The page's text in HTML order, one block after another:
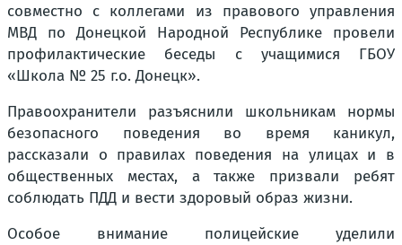
совместно с коллегами из правового управления
МВД по Донецкой Народной Республике провели
профилактические беседы с учащимися ГБОУ
«Школа № 25 г.о. Донецк».
Правоохранители разъяснили школьникам нормы
безопасного поведения во время каникул,
рассказали о правилах поведения на улицах и в
общественных местах, а также призвали ребят
соблюдать ПДД и вести здоровый образ жизни.
Особое внимание полицейские уделили